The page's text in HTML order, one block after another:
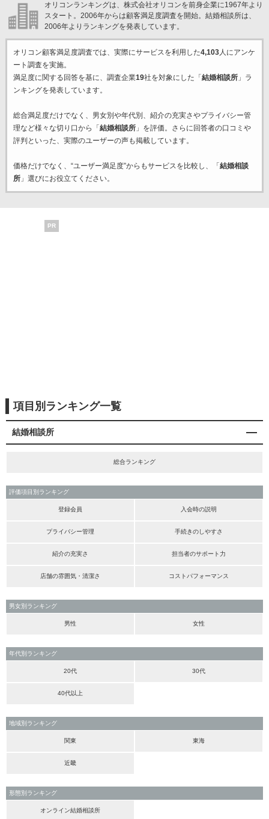
オリコンランキングは、株式会社オリコンを前身企業に1967年より
スタート。2006年からは顧客満足度調査を開始。結婚相談所は、
2006年よりランキングを発表しています。
オリコン顧客満足度調査では、実際にサービスを利用した4,103人にアンケ
ート調査を実施。
満足度に関する回答を基に、調査企業19社を対象にした「 結婚相談所」ラ
ンキングを発表しています。
総合満足度だけでなく、男女別や年代別、紹介の充実さやプライバシー管
理など様々な切り口から「 結婚相談所」を評価。さらに回答者の口コミや
評判といった、実際のユーザーの声も掲載しています。
価格だけでなく、“ユーザー満足度”からもサービスを比較し、「 結婚相談
所」選びにお役立てください。
PR
項目別ランキング一覧
結婚相談所
総合ランキング
評価項目別ランキング
登録会員 入会時の説明
プライバシー管理 手続きのしやすさ
紹介の充実さ 担当者のサポート力
店舗の雰囲気・清潔さ コストパフォーマンス
男女別ランキング
男性 女性
年代別ランキング
20代 30代
40代以上
地域別ランキング
関東 東海
近畿
形態別ランキング
オンライン結婚相談所